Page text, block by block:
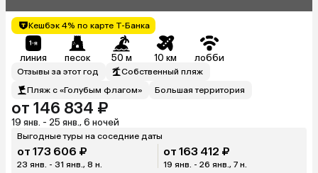
Кешбэк 4% по карте Т-Банка
линия песок 50 м 10 км лобби
Отзывы за этот год
Собственный пляж
Пляж с «Голубым флагом»
Большая территория
от 146 834 ₽
19 янв. - 25 янв., 6 ночей
Выгодные туры на соседние даты
от 173 606 ₽
23 янв. - 31 янв., 8 н.
от 163 412 ₽
19 янв. - 26 янв., 7 н.